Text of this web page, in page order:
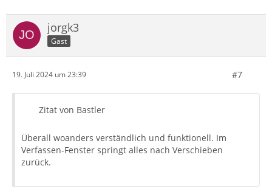
jorgk3
Gast
19. Juli 2024 um 23:39 #7
Zitat von Bastler
Überall woanders verständlich und funktionell. Im
Verfassen-Fenster springt alles nach Verschieben
zurück.